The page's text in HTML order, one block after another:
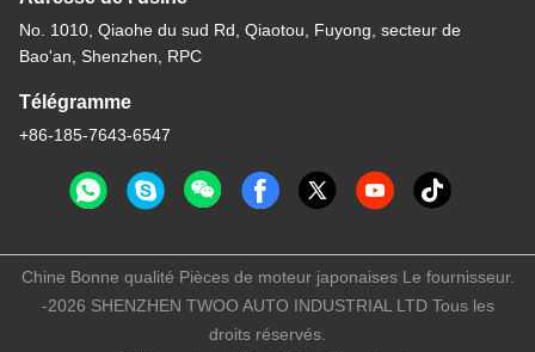
No. 1010, Qiaohe du sud Rd, Qiaotou, Fuyong, secteur de
Bao'an, Shenzhen, RPC
Télégramme
+86-185-7643-6547
Chine Bonne qualité Pièces de moteur japonaises Le fournisseur.
-2026 SHENZHEN TWOO AUTO INDUSTRIAL LTD Tous les
droits réservés.